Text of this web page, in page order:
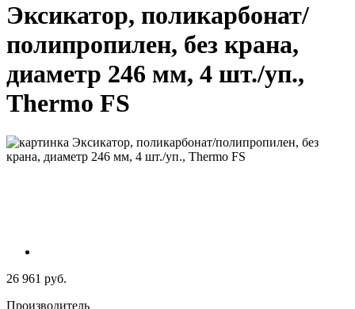
Эксикатор, поликарбонат/
полипропилен, без крана,
диаметр 246 мм, 4 шт./уп.,
Thermo FS
26 961 руб.
Производитель